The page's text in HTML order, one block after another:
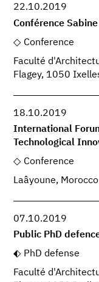
22.10.2019
Conférence
Conference
Faculté
Flagey, 1050
18.10.2019
International
Technological
Conference
Laâyoune, Morocco
07.10.2019
Public PhD
PhD defense
Faculté